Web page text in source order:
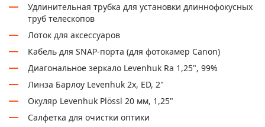
Удлинительная трубка для установки длиннофокусных
труб телескопов
Лоток для аксессуаров
Кабель для SNAP-порта (для фотокамер Canon)
Диагональное зеркало Levenhuk Ra 1,25", 99%
Линза Барлоу Levenhuk 2x, ED, 2"
Окуляр Levenhuk Plössl 20 мм, 1,25"
Салфетка для очистки оптики